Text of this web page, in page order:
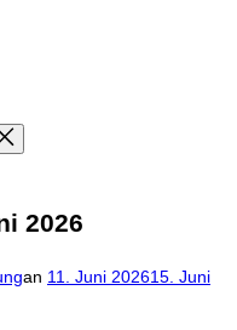
2026
an Veröffentlicht
11. Juni 202615. Juni